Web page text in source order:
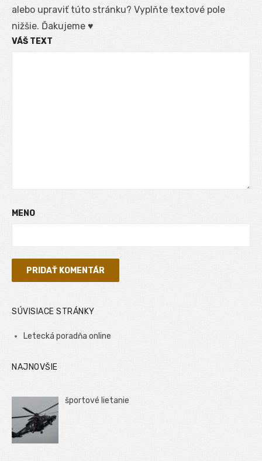
alebo upraviť túto stránku? Vyplňte textové pole
nižšie. Ďakujeme ♥
VÁŠ TEXT
MENO
SÚVISIACE STRÁNKY
Letecká poradňa online
NAJNOVŠIE
športové lietanie